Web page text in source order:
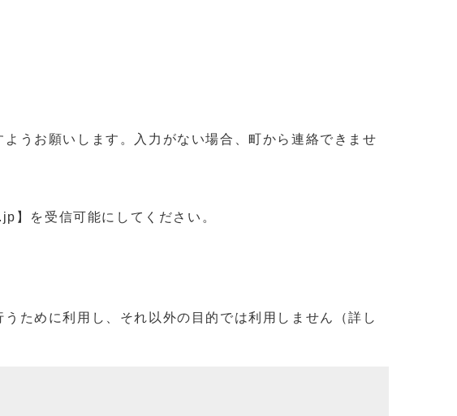
うお願いします。入力がない場合、町から連絡できませ
を受信可能にしてください。
ために利用し、それ以外の目的では利用しません（詳し